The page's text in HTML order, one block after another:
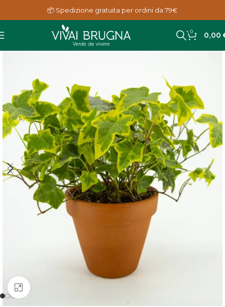
📦 Spedizione gratuita per ordini da 79€
0 0,00
Clicca per ingrandire